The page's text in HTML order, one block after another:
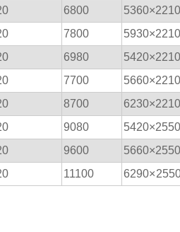
6800
7800
6980
7700
8700
9080
9600
11100 6290×